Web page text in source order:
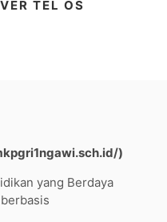
TEL OS
)
yang Berdaya